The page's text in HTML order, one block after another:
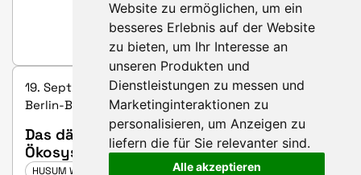
Website zu ermöglichen, um ein
besseres Erlebnis auf der Website
zu bieten, um Ihr Interesse an
unseren Produkten und
Dienstleistungen zu messen und
Marketinginteraktionen zu
personalisieren, um Anzeigen zu
liefern die für Sie relevanter sind.
Alle akzeptieren
19. Sept. 2025 11:10 - 11:25 | Joint stand for the
Berlin-Brandenburg capital region (1B20)
Das dänische Robotik-Cluster und das
Ökosystem
HUSUM WIND 2025